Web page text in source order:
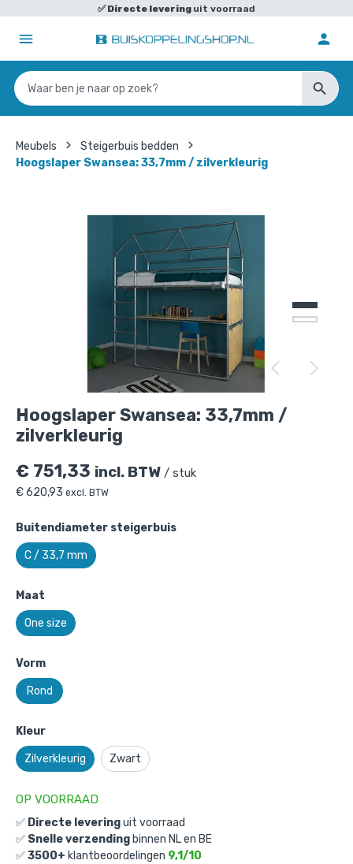
✅Directe levering uit voorraad
Meubels
Steigerbuis bedden
Hoogslaper Swansea: 33,7mm / zilverkleurig
Hoogslaper Swansea: 33,7mm /
zilverkleurig
€ 751,33 incl. BTW / stuk
€620,93 excl. BTW
Buitendiameter steigerbuis
C / 33,7 mm
Maat
One size
Vorm
Rond
Kleur
Zilverkleurig Zwart
OP VOORRAAD
✅ Directe leveringuit voorraad
✅ Snelle verzending binnen NL en BE
✅3500+ klantbeoordelingen 9,1/10
winkelmandje
Hoogslaper Swansea: 33,7mm /